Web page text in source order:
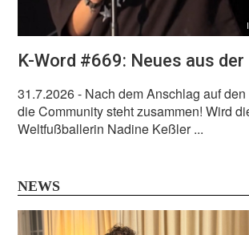
K-Word #669: Neues aus
31.7.2026- Nach dem Anschlag auf
die Community steht zusammen! Wird
Weltfußballerin Nadine Keßler ...
NEWS